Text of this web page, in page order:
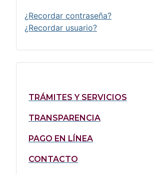
¿Recordar contraseña?
¿Recordar usuario?
TRÁMITES Y SERVICIOS
TRANSPARENCIA
PAGO EN LÍNEA
CONTACTO